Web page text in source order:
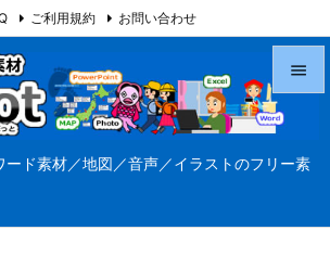
ード素材／地図／音声／イラストのフリー素



ご利用規約 お問い合わせ
について